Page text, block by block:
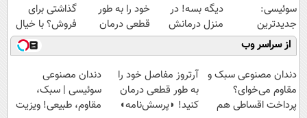
سوئیسی:
جدیدترین
فناوری اروپا،
سبک و مقاوم |
پرداخت قسطی
دیگه بسه! در
منزل درمانش
کن
(◀پرسش‌نامه)
خود را به طور
قطعی درمان
کنید!
◗پرسش‌نامه◖
گذاشتی برای
فروش؟ با خیال
راحت بفروش
از سراسر وب
دندان مصنوعی سبک و
مقاوم می‌خوای؟
پرداخت اقساطی هم
آرتروز مفاصل خود را
به طور قطعی درمان
کنید! ◗پرسش‌نامه◖
دندان مصنوعی
سوئیسی | سبک،
مقاوم، طبیعی! ویزیت